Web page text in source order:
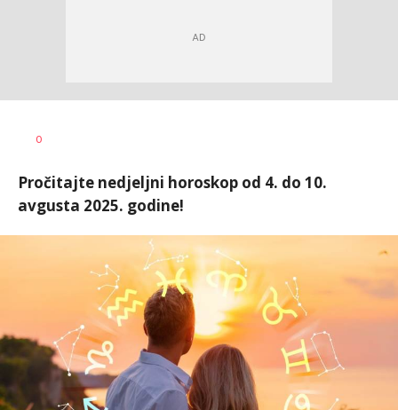
0
Pročitajte nedjeljni horoskop od 4. do 10.
avgusta 2025. godine!